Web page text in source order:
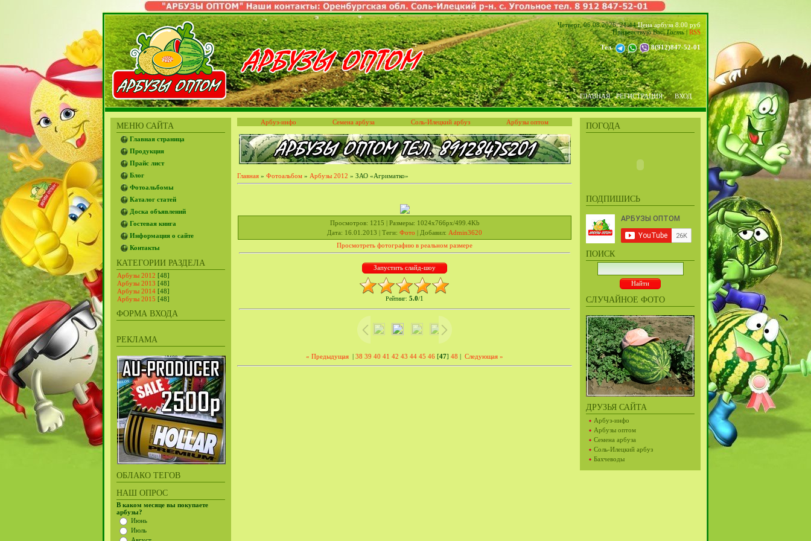
Четверг, 06.08.2026, 21:44Цена арбуза 8.00 руб
Приветствую Вас,Гость| RSS
Тел. 8(912)847-52-01
ГЛАВНАЯ РЕГИСТРАЦИЯ ВХОД
МЕНЮ САЙТА
Главная страница
Продукция
Прайс лист
Блог
Фотоальбомы
Каталог статей
Доска объявлений
Гостевая книга
Информация о сайте
Контакты
КАТЕГОРИИ РАЗДЕЛА
Арбузы 2012 [48]
Арбузы 2013 [48]
Арбузы 2014 [48]
Арбузы 2015 [48]
ФОРМА ВХОДА
РЕКЛАМА
ОБЛАКО ТЕГОВ
НАШ ОПРОС
В каком месяце вы покупаете
арбузы?
Июнь
Июль
ПОГОДА
ПОДПИШИСЬ
ПОИСК
СЛУЧАЙНОЕ ФОТО
ДРУЗЬЯ САЙТА
Арбуз-инфо
Арбузы оптом
Семена арбуза
Соль-Илецкий арбуз
Бахчеводы
Арбуз-инфо Семена арбуза Соль-Илецкий арбуз Арбузы оптом
Главная » Фотоальбом » Арбузы 2012 » ЗАО «Агриматко»
Просмотров: 1215 | Размеры: 1024x766px/499.4Kb
Дата: 16.01.2013 | Теги: Фото | Добавил: Admin3620
Просмотреть фотографию в реальном размере
Рейтинг: 5.0/1
« Предыдущая | 38 39 40 41 42 43 44 45 46 [47] 48 | Следующая »